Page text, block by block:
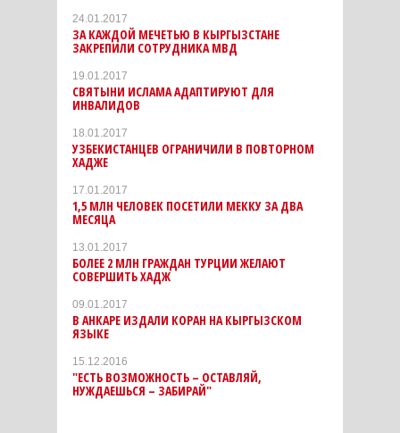
24.01.2017
ЗА КАЖДОЙ МЕЧЕТЬЮ В КЫРГЫЗСТАНЕ
ЗАКРЕПИЛИ СОТРУДНИКА МВД
19.01.2017
СВЯТЫНИ ИСЛАМА АДАПТИРУЮТ ДЛЯ
ИНВАЛИДОВ
18.01.2017
УЗБЕКИСТАНЦЕВ ОГРАНИЧИЛИ В ПОВТОРНОМ
ХАДЖЕ
17.01.2017
1,5 МЛН ЧЕЛОВЕК ПОСЕТИЛИ МЕККУ ЗА ДВА
МЕСЯЦА
13.01.2017
БОЛЕЕ 2 МЛН ГРАЖДАН ТУРЦИИ ЖЕЛАЮТ
СОВЕРШИТЬ ХАДЖ
09.01.2017
В АНКАРЕ ИЗДАЛИ КОРАН НА КЫРГЫЗСКОМ
ЯЗЫКЕ
15.12.2016
"ЕСТЬ ВОЗМОЖНОСТЬ – ОСТАВЛЯЙ,
НУЖДАЕШЬСЯ – ЗАБИРАЙ"